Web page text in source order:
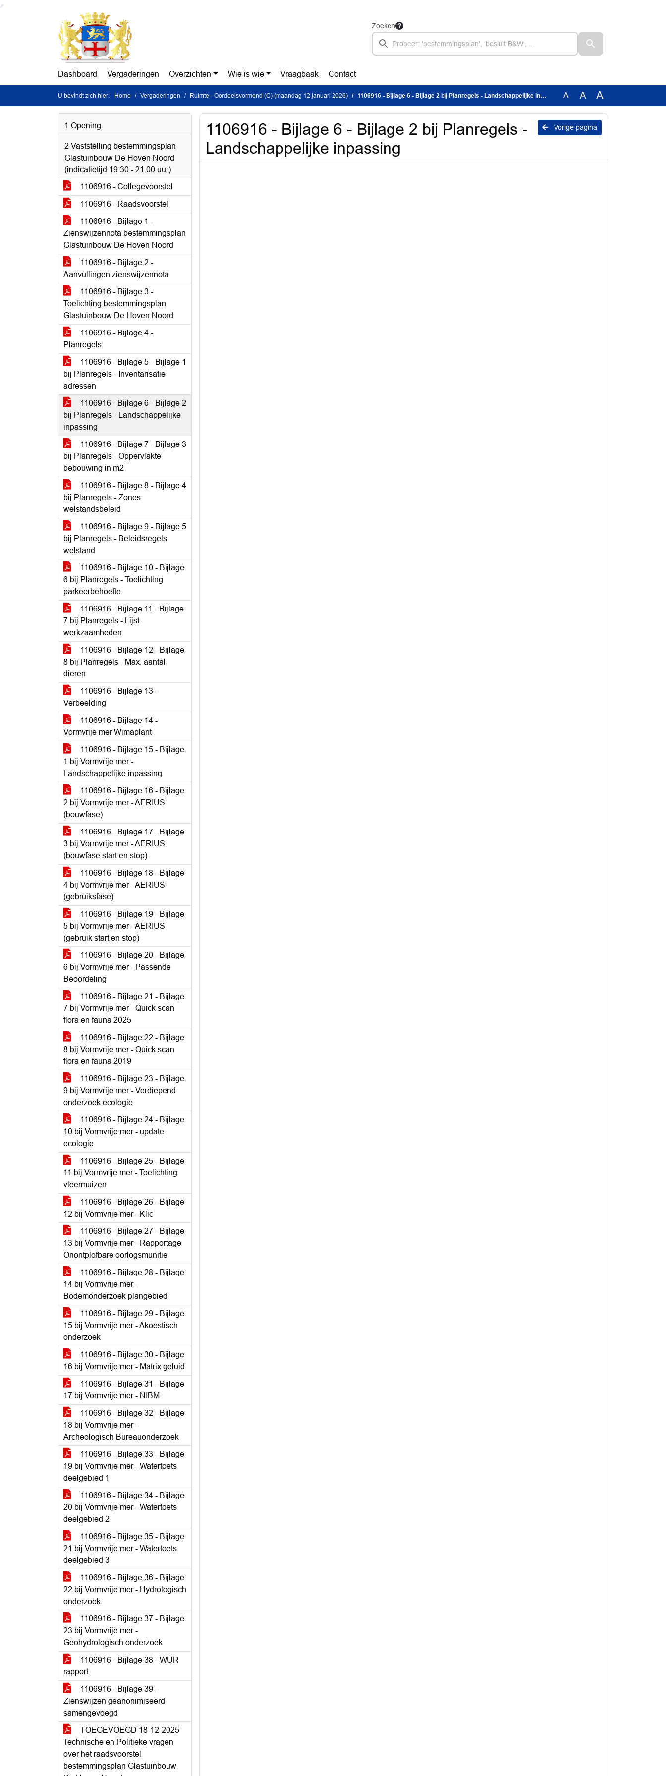
Ga naar de inhoud van deze pagina
Zoeken
Dashboard Vergaderingen Overzichten Wie is wie Vraagbaak Contact
U bevindt zich hier: Home Vergaderingen Ruimte - Oordeelsvormend (C) (maandag 12 januari 2026) 1106916 - Bijlage 6 - Bijlage 2 bij Planregels - Landschappelijke inpassing A A A
1 Opening
2 Vaststelling bestemmingsplan
Glastuinbouw De Hoven Noord
(indicatietijd 19.30 - 21.00 uur)
1106916 - Collegevoorstel
1106916 - Raadsvoorstel
1106916 - Bijlage 1 -
Zienswijzennota bestemmingsplan
Glastuinbouw De Hoven Noord
1106916 - Bijlage 2 -
Aanvullingen zienswijzennota
1106916 - Bijlage 3 -
Toelichting bestemmingsplan
Glastuinbouw De Hoven Noord
1106916 - Bijlage 4 -
Planregels
1106916 - Bijlage 5 - Bijlage 1
bij Planregels - Inventarisatie
adressen
1106916 - Bijlage 6 - Bijlage 2
bij Planregels - Landschappelijke
inpassing
1106916 - Bijlage 7 - Bijlage 3
bij Planregels - Oppervlakte
bebouwing in m2
1106916 - Bijlage 8 - Bijlage 4
bij Planregels - Zones
welstandsbeleid
1106916 - Bijlage 9 - Bijlage 5
bij Planregels - Beleidsregels
welstand
1106916 - Bijlage 10 - Bijlage
6 bij Planregels - Toelichting
parkeerbehoefte
1106916 - Bijlage 11 - Bijlage
7 bij Planregels - Lijst
werkzaamheden
1106916 - Bijlage 12 - Bijlage
8 bij Planregels - Max. aantal
dieren
1106916 - Bijlage 13 -
Verbeelding
1106916 - Bijlage 14 -
Vormvrije mer Wimaplant
1106916 - Bijlage 15 - Bijlage
1 bij Vormvrije mer -
Landschappelijke inpassing
1106916 - Bijlage 16 - Bijlage
2 bij Vormvrije mer - AERIUS
(bouwfase)
1106916 - Bijlage 17 - Bijlage
3 bij Vormvrije mer - AERIUS
(bouwfase start en stop)
1106916 - Bijlage 18 - Bijlage
4 bij Vormvrije mer - AERIUS
(gebruiksfase)
1106916 - Bijlage 19 - Bijlage
5 bij Vormvrije mer - AERIUS
(gebruik start en stop)
1106916 - Bijlage 20 - Bijlage
6 bij Vormvrije mer - Passende
Beoordeling
1106916 - Bijlage 21 - Bijlage
7 bij Vormvrije mer - Quick scan
flora en fauna 2025
1106916 - Bijlage 22 - Bijlage
8 bij Vormvrije mer - Quick scan
flora en fauna 2019
1106916 - Bijlage 23 - Bijlage
9 bij Vormvrije mer - Verdiepend
onderzoek ecologie
1106916 - Bijlage 24 - Bijlage
10 bij Vormvrije mer - update
ecologie
1106916 - Bijlage 25 - Bijlage
11 bij Vormvrije mer - Toelichting
vleermuizen
1106916 - Bijlage 26 - Bijlage
12 bij Vormvrije mer - Klic
1106916 - Bijlage 27 - Bijlage
13 bij Vormvrije mer - Rapportage
Onontplofbare oorlogsmunitie
1106916 - Bijlage 28 - Bijlage
14 bij Vormvrije mer-
Bodemonderzoek plangebied
1106916 - Bijlage 29 - Bijlage
15 bij Vormvrije mer - Akoestisch
onderzoek
1106916 - Bijlage 30 - Bijlage
16 bij Vormvrije mer - Matrix geluid
1106916 - Bijlage 31 - Bijlage
17 bij Vormvrije mer - NIBM
1106916 - Bijlage 32 - Bijlage
18 bij Vormvrije mer -
Archeologisch Bureauonderzoek
1106916 - Bijlage 33 - Bijlage
19 bij Vormvrije mer - Watertoets
deelgebied 1
1106916 - Bijlage 34 - Bijlage
20 bij Vormvrije mer - Watertoets
deelgebied 2
1106916 - Bijlage 35 - Bijlage
21 bij Vormvrije mer - Watertoets
deelgebied 3
1106916 - Bijlage 36 - Bijlage
22 bij Vormvrije mer - Hydrologisch
onderzoek
1106916 - Bijlage 37 - Bijlage
23 bij Vormvrije mer -
Geohydrologisch onderzoek
1106916 - Bijlage 38 - WUR
rapport
1106916 - Bijlage 39 -
Zienswijzen geanonimiseerd
samengevoegd
TOEGEVOEGD 18-12-2025
Technische en Politieke vragen
over het raadsvoorstel
bestemmingsplan Glastuinbouw
Vorige pagina
1106916 - Bijlage 6 - Bijlage 2 bij Planregels -
Landschappelijke inpassing